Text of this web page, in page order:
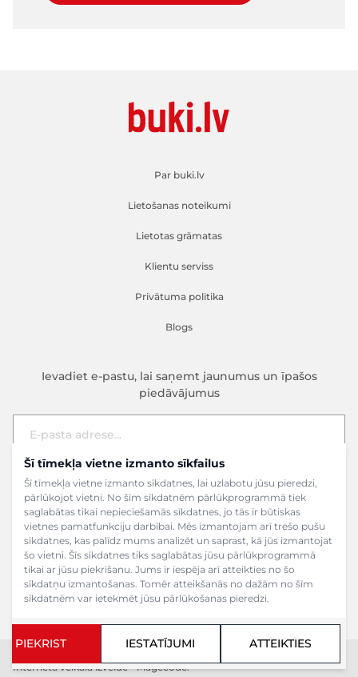
Šī tīmekļa vietne izmanto sīkfailus
Šī tīmekļa vietne izmanto sīkdatnes, lai uzlabotu jūsu pieredzi,
pārlūkojot vietni. No šīm sīkdatnēm pārlūkprogrammā tiek
saglabātas tikai nepieciešamās sīkdatnes, jo tās ir būtiskas
vietnes pamatfunkciju darbībai. Mēs izmantojam arī trešo pušu
sīkdatnes, kas palīdz mums analizēt un saprast, kā jūs izmantojat
šo vietni. Šīs sīkdatnes tiks saglabātas jūsu pārlūkprogrammā
tikai ar jūsu piekrišanu. Jums ir iespēja arī atteikties no šo
sīkdatņu izmantošanas. Tomēr atteikšanās no dažām no šīm
sīkdatnēm var ietekmēt jūsu pārlūkošanas pieredzi.
PIEKRIST IESTATĪJUMI ATTEIKTIES
Par buki.lv
Lietošanas noteikumi
Lietotas grāmatas
Klientu serviss
Privātuma politika
Blogs
Ievadiet e-pastu, lai saņemt jaunumus un īpašos
piedāvājumus
E-pasta adrese
Pieteikties
Interneta veikala izveide - Magecode.